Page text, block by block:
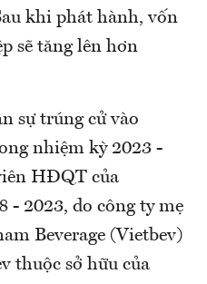
khi phát hành, vốn
sẽ tăng lên hơn
sự trúng cử vào
nhiệm kỳ 2023 -
HĐQT của
- 2023, do công ty mẹ
Beverage (Vietbev)
thuộc sở hữu của